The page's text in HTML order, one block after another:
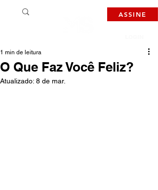
ASSINE
O Que Faz Você Feliz?
1 min de leitura
Atualizado: 8 de mar.